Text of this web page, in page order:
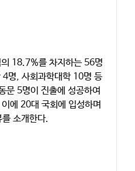
18.7%를 차지하는 56명
명, 사회과학대학 10명 등
문 5명이 진출에 성공하여
에 20대 국회에 입성하며
소개한다.